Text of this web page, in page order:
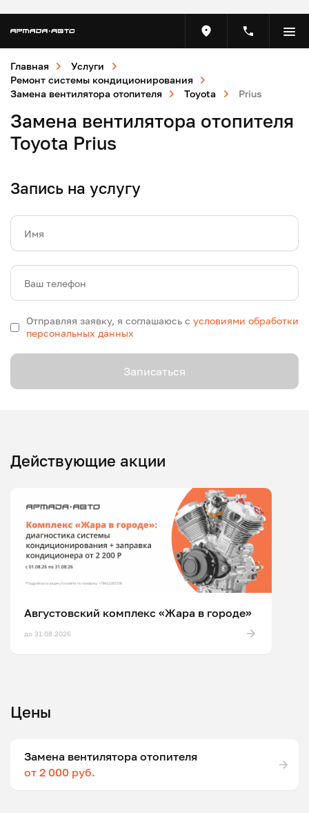
Главная
Услуги
Ремонт системы кондиционирования
Замена вентилятора отопителя
Toyota Prius
Замена вентилятора отопителя
Toyota Prius
Запись на услугу
Имя
Ваш телефон
Отправляя заявку, я соглашаюсь с условиями обработки
персональных данных
Записаться
Действующие акции
Августовский комплекс «Жара в городе»
до 31.08.2026
Цены
Замена вентилятора отопителя
от 2 000 руб.